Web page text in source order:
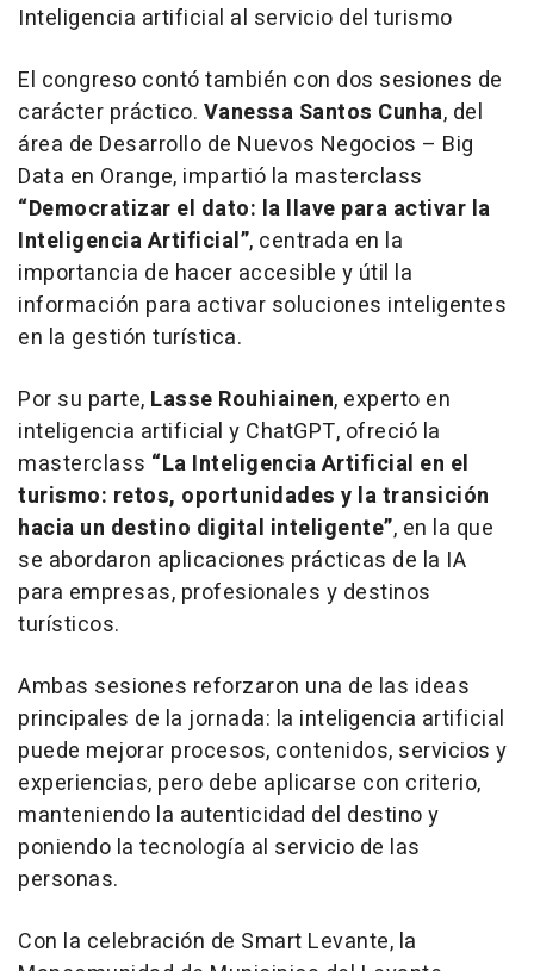
Inteligencia artificial al servicio del turismo
El congreso contó también con dos sesiones de
carácter práctico. Vanessa Santos Cunha, del
área de Desarrollo de Nuevos Negocios – Big
Data en Orange, impartió la masterclass
“Democratizar el dato: la llave para activar la
Inteligencia Artificial”, centrada en la
importancia de hacer accesible y útil la
información para activar soluciones inteligentes
en la gestión turística.
Por su parte, Lasse Rouhiainen, experto en
inteligencia artificial y ChatGPT, ofreció la
masterclass “La Inteligencia Artificial en el
turismo: retos, oportunidades y la transición
hacia un destino digital inteligente”, en la que
se abordaron aplicaciones prácticas de la IA
para empresas, profesionales y destinos
turísticos.
Ambas sesiones reforzaron una de las ideas
principales de la jornada: la inteligencia artificial
puede mejorar procesos, contenidos, servicios y
experiencias, pero debe aplicarse con criterio,
manteniendo la autenticidad del destino y
poniendo la tecnología al servicio de las
personas.
Con la celebración de Smart Levante, la